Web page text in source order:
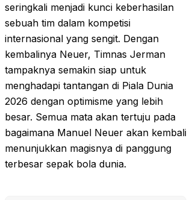
seringkali menjadi kunci keberhasilan
sebuah tim dalam kompetisi
internasional yang sengit. Dengan
kembalinya Neuer, Timnas Jerman
tampaknya semakin siap untuk
menghadapi tantangan di Piala Dunia
2026 dengan optimisme yang lebih
besar. Semua mata akan tertuju pada
bagaimana Manuel Neuer akan kembali
menunjukkan magisnya di panggung
terbesar sepak bola dunia.